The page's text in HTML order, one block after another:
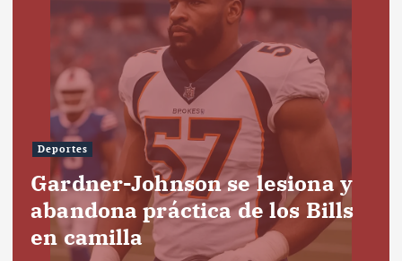
Deportes
Gardner-Johnson se lesiona y
abandona práctica de los Bills
en camilla